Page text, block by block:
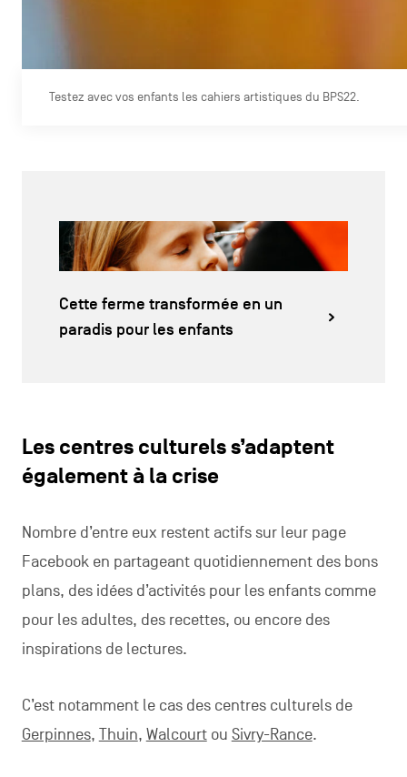
Testez avec vos enfants les cahiers artistiques du BPS22.
Cette ferme transformée en un
paradis pour les enfants
Les centres culturels s’adaptent
également à la crise
Nombre d’entre eux restent actifs sur leur page
Facebook en partageant quotidiennement des bons
plans, des idées d’activités pour les enfants comme
pour les adultes, des recettes, ou encore des
inspirations de lectures.
C’est notamment le cas des centres culturels de
Gerpinnes, Thuin, Walcourtou Sivry-Rance.